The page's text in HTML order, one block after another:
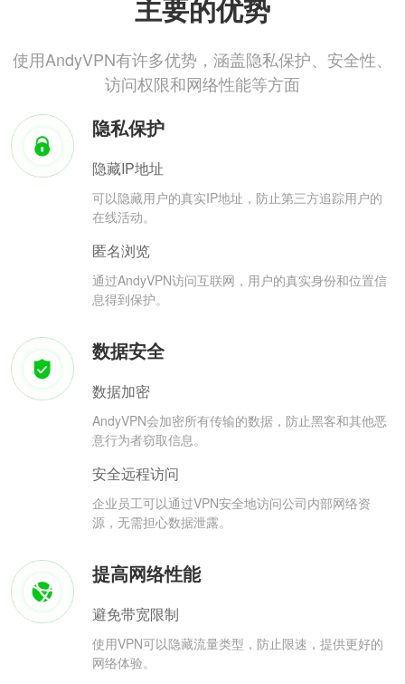
主要的优势
使用AndyVPN有许多优势，涵盖隐私保护、安全性、
访问权限和网络性能等方面
隐私保护
隐藏IP地址
可以隐藏用户的真实IP地址，防止第三方追踪用户的
在线活动。
匿名浏览
通过AndyVPN访问互联网，用户的真实身份和位置信
息得到保护。
数据安全
数据加密
AndyVPN会加密所有传输的数据，防止黑客和其他恶
意行为者窃取信息。
安全远程访问
企业员工可以通过VPN安全地访问公司内部网络资
源，无需担心数据泄露。
提高网络性能
避免带宽限制
使用VPN可以隐藏流量类型，防止限速，提供更好的
网络体验。